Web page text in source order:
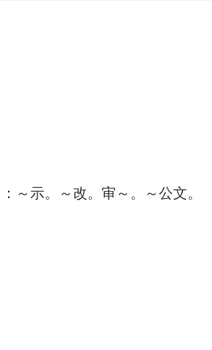
～示。～改。审～。～公文。